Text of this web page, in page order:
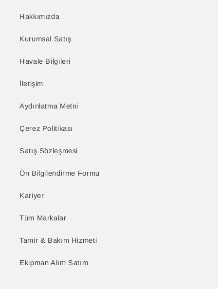
Hakkımızda
Kurumsal Satış
Havale Bilgileri
İletişim
Aydınlatma Metni
Çerez Politikası
Satış Sözleşmesi
Ön Bilgilendirme Formu
Kariyer
Tüm Markalar
Tamir & Bakım Hizmeti
Ekipman Alım Satım